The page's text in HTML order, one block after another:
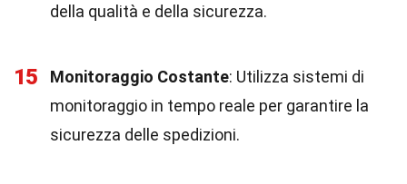
della qualità e della sicurezza.
15 Monitoraggio Costante: Utilizza sistemi di
monitoraggio in tempo reale per garantire la
sicurezza delle spedizioni.